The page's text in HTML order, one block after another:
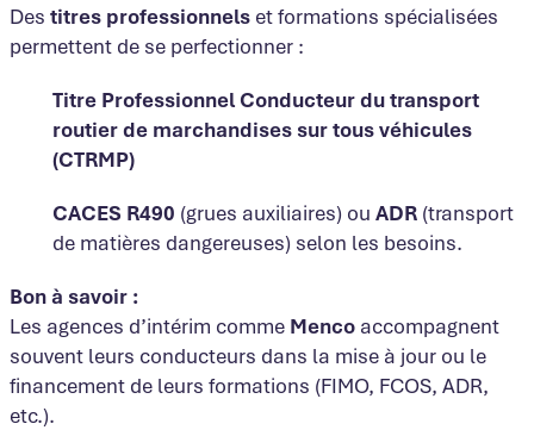
Des titres professionnelset formations spécialisées
permettent de se perfectionner :
Titre Professionnel Conducteur du transport
routier de marchandises sur tous véhicules
(CTRMP)
CACES R490 (grues auxiliaires) ou ADR(transport
de matières dangereuses) selon les besoins.
Bon à savoir :
Les agences d’intérim comme Mencoaccompagnent
souvent leurs conducteurs dans la mise à jour ou le
financement de leurs formations (FIMO, FCOS, ADR,
etc.).